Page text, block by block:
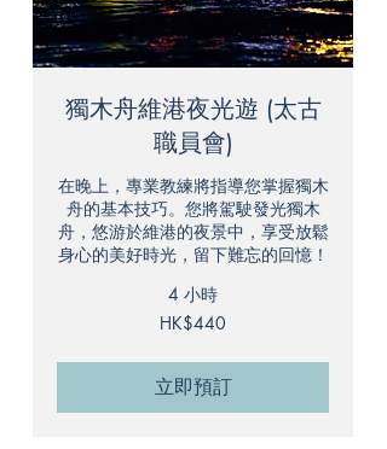
獨木舟維港夜光遊 (太古
職員會)
在晚上，專業教練將指導您掌握獨木
舟的基本技巧。您將駕駛發光獨木
舟，悠游於維港的夜景中，享受放鬆
身心的美好時光，留下難忘的回憶！
4 小時
HK$440
立即預訂